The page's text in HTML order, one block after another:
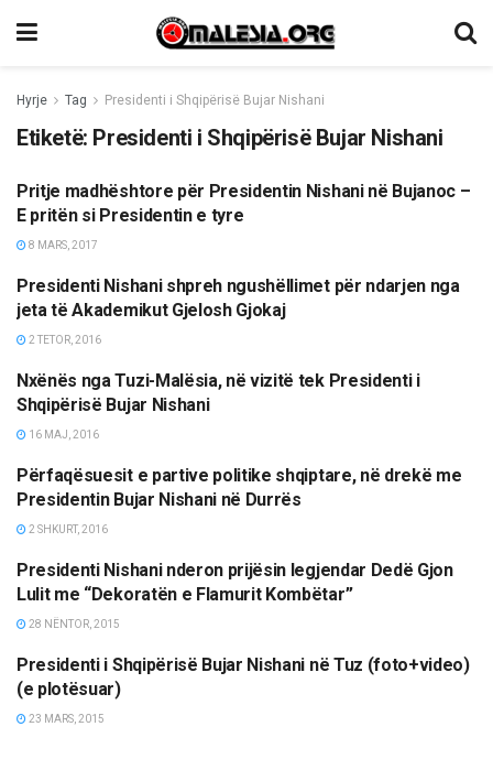
Hyrje Tag Presidenti i Shqipërisë Bujar Nishani
Etiketë: Presidenti i Shqipërisë Bujar Nishani
ETNIKE/RAJONI/BOTA
Pritje madhështore për Presidentin Nishani në Bujanoc –
E pritën si Presidentin e tyre
8 MARS, 2017
TË NDRYSHME
Presidenti Nishani shpreh ngushëllimet për ndarjen nga
jeta të Akademikut Gjelosh Gjokaj
2 TETOR, 2016
LAJME
Nxënës nga Tuzi-Malësia, në vizitë tek Presidenti i
Shqipërisë Bujar Nishani
16 MAJ, 2016
LAJME
Përfaqësuesit e partive politike shqiptare, në drekë me
Presidentin Bujar Nishani në Durrës
2 SHKURT, 2016
LAJME
Presidenti Nishani nderon prijësin legjendar Dedë Gjon
Lulit me “Dekoratën e Flamurit Kombëtar”
28 NËNTOR, 2015
LAJME
Presidenti i Shqipërisë Bujar Nishani në Tuz (foto+video)
(e plotësuar)
23 MARS, 2015